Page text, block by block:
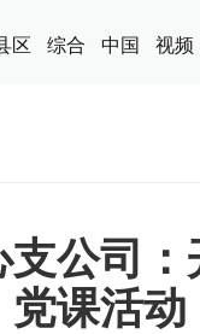
区 综合 中国 视频
公司
党课活动